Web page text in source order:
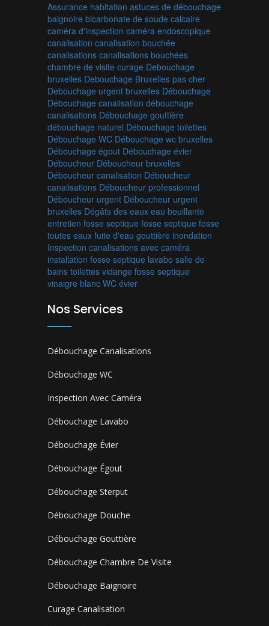
Assurance habitation astuces de débouchage
baignoire bicarbonate de soude calcaire
caméra d'inspection caméra endoscopique
canalisation canalisation bouchée
canalisations canalisations bouchées
chambre de visite curage Debouchage
bruxelles Debouchage Bruxelles pas cher
Debouchage urgent bruxelles Débouchage
Débouchage canalisation débouchage
canalisations Débouchage gouttière
débouchage naturel Débouchage toilettes
Débouchage WC Débouchage wc bruxelles
Débouchage égout Débouchage évier
Déboucheur Déboucheur bruxelles
Déboucheur canalisation Déboucheur
canalisations Déboucheur professionnel
Déboucheur urgent Déboucheur urgent
bruxelles Dégâts des eaux eau bouillante
entretien fosse septique fosse septique fosse
toutes eaux fuite d'eau gouttière inondation
Inspection canalisations avec caméra
installation fosse septique lavabo salle de
bains toilettes vidange fosse septique
vinaigre blanc WC évier
Nos Services
Débouchage Canalisations
Débouchage WC
Inspection Avec Caméra
Débouchage Lavabo
Débouchage Évier
Débouchage Égout
Débouchage Sterput
Débouchage Douche
Débouchage Gouttière
Débouchage Chambre De Visite
Débouchage Baignoire
Curage Canalisation